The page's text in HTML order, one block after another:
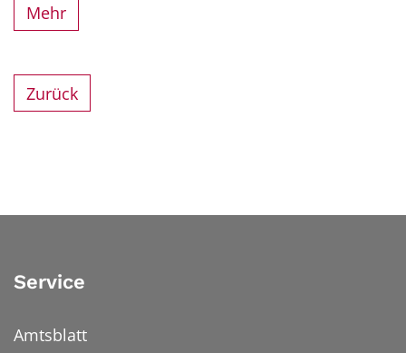
Mehr
Zurück
Service
Amtsblatt